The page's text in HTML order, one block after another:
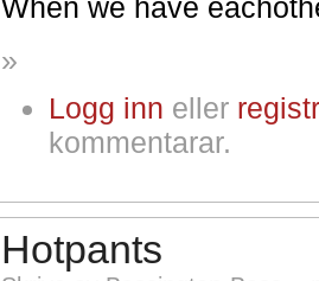
When we have
»
Logg inn eller
kommentarar.
Hotpants